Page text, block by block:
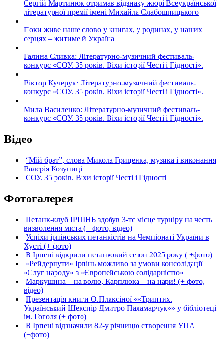
Сергій Мартинюк отримав відзнаку жюрі Всеукраїнської
літературної премії імені Михайла Слабошпицького
Поки живе наше слово у книгах, у родинах, у наших
серцях – житиме й Україна
Галина Сливка: Літературно-музичний фестиваль-
конкурс «СОУ. 35 років. Віхи історії Честі і Гідності».
Віктор Кучерук: Літературно-музичний фестиваль-
конкурс «СОУ. 35 років. Віхи історії Честі і Гідності».
Мила Василенко: Літературно-музичний фестиваль-
конкурс «СОУ. 35 років. Віхи історії Честі і Гідності».
Відео
“Мій брат”, слова Микола Гриценка, музика і виконання
Валерія Козупиці
СОУ. 35 років. Віхи історії Честі і Гідності
Фотогалерея
Петанк-клуб ІРПІНЬ здобув 3-тє місце турніру на честь
визволення міста (+ фото, відео)
Успіхи ірпінських петанкістів на Чемпіонаті України в
Хусті (+ фото)
В Ірпені відкрили петанковий сезон 2025 року ( +фото)
«Рейдернути» Ірпінь можливо за умови консолідації
«Слуг народу» з «Європейською солідарністю»
Маркушина – на волю, Карплюка – на нари! (+ фото,
відео)
Презентація книги О.Плаксіної ««Триптих.
Український Шекспір Дмитро Паламарчук»» у бібліотеці
ім. Гоголя (+ фото)
В Ірпені відзначили 82-у річницю створення УПА
(+фото)